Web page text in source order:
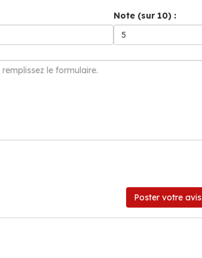
Note (sur 10) :
Poster votre avis